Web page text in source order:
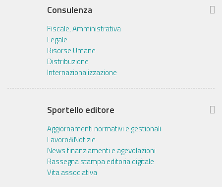
Consulenza
Fiscale, Amministrativa
Legale
Risorse Umane
Distribuzione
Internazionalizzazione
Sportello editore
Aggiornamenti normativi e gestionali
Lavoro&Notizie
News finanziamenti e agevolazioni
Rassegna stampa editoria digitale
Vita associativa